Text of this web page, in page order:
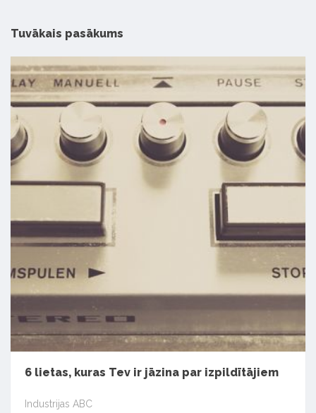
Tuvākais pasākums
6 lietas, kuras Tev ir jāzina par izpildītājiem
Industrijas ABC